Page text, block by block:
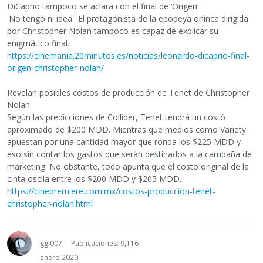
DiCaprio tampoco se aclara con el final de ‘Origen’
'No tengo ni idea': El protagonista de la epopeya onírica dirigida
por Christopher Nolan tampoco es capaz de explicar su
enigmático final.
https://cinemania.20minutos.es/noticias/leonardo-dicaprio-final-
origen-christopher-nolan/
Revelan posibles costos de producción de Tenet de Christopher
Nolan
Según las predicciones de Collider, Tenet tendrá un costó
aproximado de $200 MDD. Mientras que medios como Variety
apuestan por una cantidad mayor que ronda los $225 MDD y
eso sin contar los gastos que serán destinados a la campaña de
marketing. No obstante, todo apunta que el costo original de la
cinta oscila entre los $200 MDD y $205 MDD.
https://cinepremiere.com.mx/costos-produccion-tenet-
christopher-nolan.html
ggl007
Publicaciones: 9,116
enero 2020